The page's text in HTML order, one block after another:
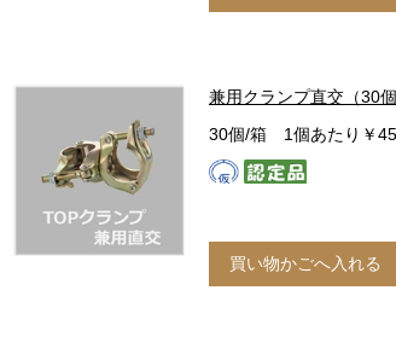
兼用クランプ直交（30個
30個/箱 1個あたり￥
買い物かごへ入れる